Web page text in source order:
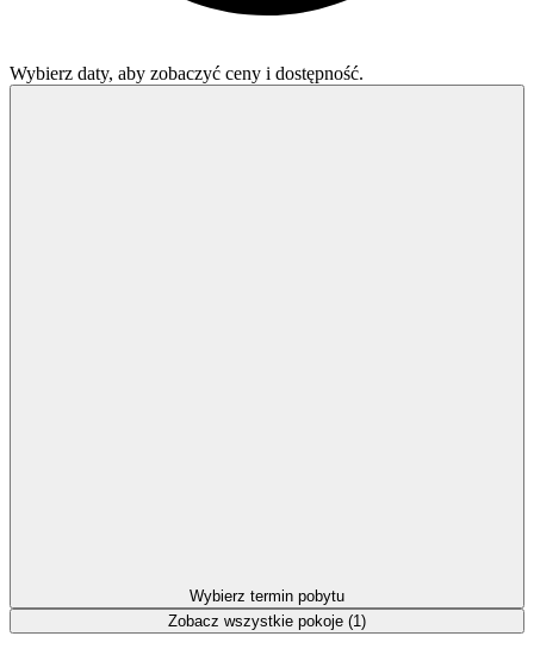
Wybierz daty, aby zobaczyć ceny i dostępność.
Wybierz termin pobytu
Zobacz wszystkie pokoje (1)